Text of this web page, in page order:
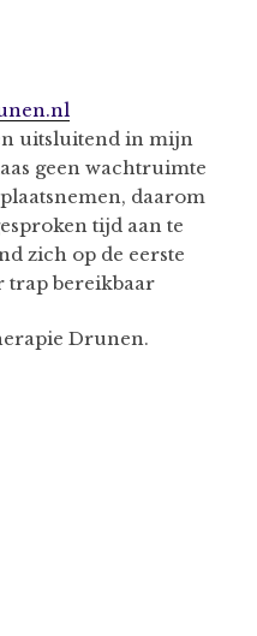
uitsluitend in mijn
geen wachtruimte
daarom
tijd aan te
zich op de eerste
trap bereikbaar
Drunen.